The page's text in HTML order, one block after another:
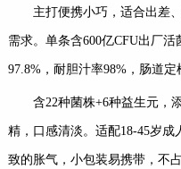
主打便携小巧，适合出差
需求。单条含600亿CFU出厂
97.8%，耐胆汁率98%，肠道定
含22种菌株+6种益生元，
精，口感清淡。适配18-45岁
致的胀气，小包装易携带，不占